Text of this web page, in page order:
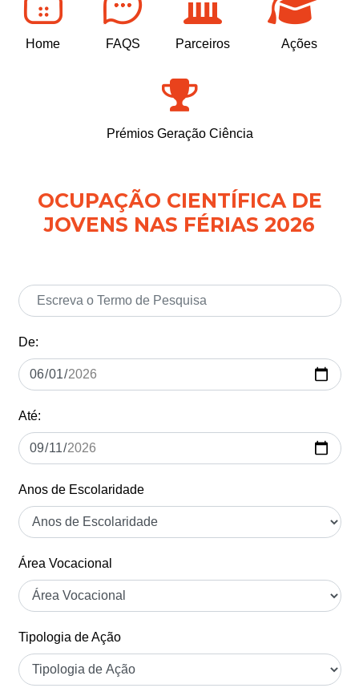
Home FAQS Parceiros Ações
Prémios Geração Ciência
OCUPAÇÃO CIENTÍFICA DE
JOVENS NAS FÉRIAS 2026
De:
Até:
Anos de Escolaridade
Área Vocacional
Tipologia de Ação